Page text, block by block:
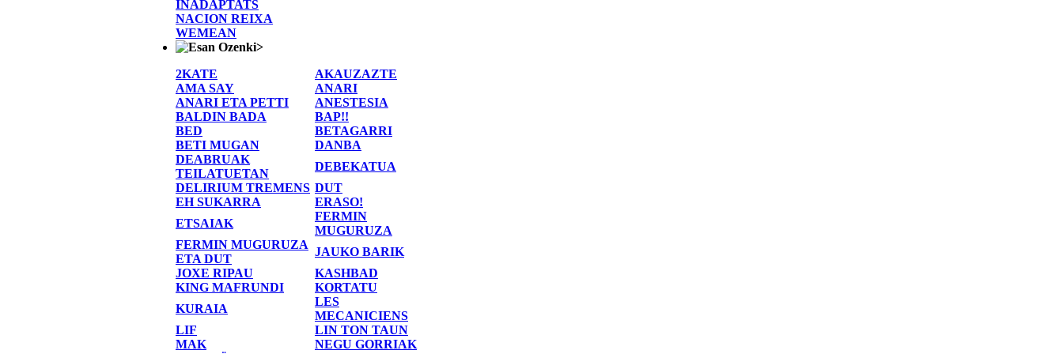
INADAPTATS
NACION REIXA
WEMEAN
>
2KATE
AKAUZAZTE
AMA SAY
ANARI
ANARI ETA PETTI
ANESTESIA
BALDIN BADA
BAP!!
BED
BETAGARRI
BETI MUGAN
DANBA
DEABRUAK
TEILATUETAN
DEBEKATUA
DELIRIUM TREMENS DUT
EH SUKARRA
ERASO!
ETSAIAK
FERMIN
MUGURUZA
FERMIN MUGURUZA
ETA DUT
JAUKO BARIK
JOXE RIPAU
KASHBAD
KING MAFRUNDI
KORTATU
KURAIA
LES
MECANICIENS
LIF
LIN TON TAUN
MAK
NEGU GORRIAK